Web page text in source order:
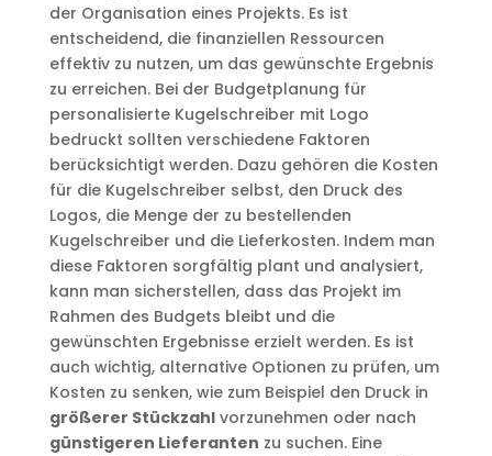
der Organisation eines Projekts. Es ist
entscheidend, die finanziellen Ressourcen
effektiv zu nutzen, um das gewünschte Ergebnis
zu erreichen. Bei der Budgetplanung für
personalisierte Kugelschreiber mit Logo
bedruckt sollten verschiedene Faktoren
berücksichtigt werden. Dazu gehören die Kosten
für die Kugelschreiber selbst, den Druck des
Logos, die Menge der zu bestellenden
Kugelschreiber und die Lieferkosten. Indem man
diese Faktoren sorgfältig plant und analysiert,
kann man sicherstellen, dass das Projekt im
Rahmen des Budgets bleibt und die
gewünschten Ergebnisse erzielt werden. Es ist
auch wichtig, alternative Optionen zu prüfen, um
Kosten zu senken, wie zum Beispiel den Druck in
größerer Stückzahlvorzunehmen oder nach
günstigeren Lieferanten zu suchen. Eine